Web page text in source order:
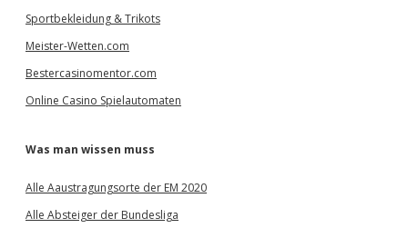
Sportbekleidung & Trikots
Meister-Wetten.com
Bestercasinomentor.com
Online Casino Spielautomaten
Was man wissen muss
Alle Aaustragungsorte der EM 2020
Alle Absteiger der Bundesliga